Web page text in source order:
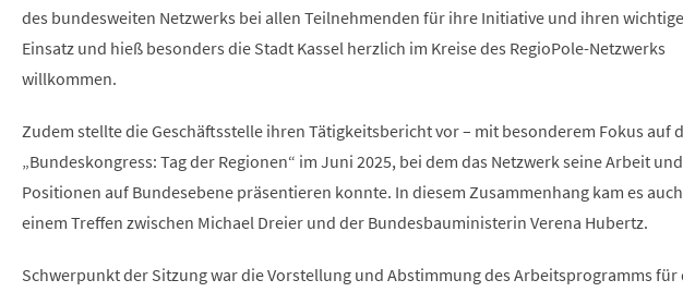
des bundesweiten Netzwerks bei allen Teilnehmenden für ihre Initiative und ihren
Einsatz und hieß besonders die Stadt Kassel herzlich im Kreise des RegioPole-Netzwerks
willkommen.
Zudem stellte die Geschäftsstelle ihren Tätigkeitsbericht vor – mit besonderem Fokus auf
„Bundeskongress: Tag der Regionen“ im Juni 2025, bei dem das Netzwerk seine Arbeit und
Positionen auf Bundesebene präsentieren konnte. In diesem Zusammenhang kam es
einem Treffen zwischen Michael Dreier und der Bundesbauministerin Verena Hubertz.
Schwerpunkt der Sitzung war die Vorstellung und Abstimmung des Arbeitsprogramms für